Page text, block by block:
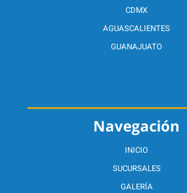
Navegación
INICIO
SUCURSALES
GALERÍA
CDMX
AGUASCALIENTES
GUANAJUATO